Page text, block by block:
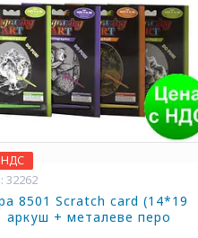
НДС
32262
8501 Scratch card (14*19
аркуш + металеве перо